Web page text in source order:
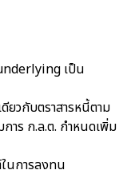
เป็น
ยวกับตราสารหนี้ตาม
าร ก.ล.ต. กำหนดเพิ่ม
นการลงทุน